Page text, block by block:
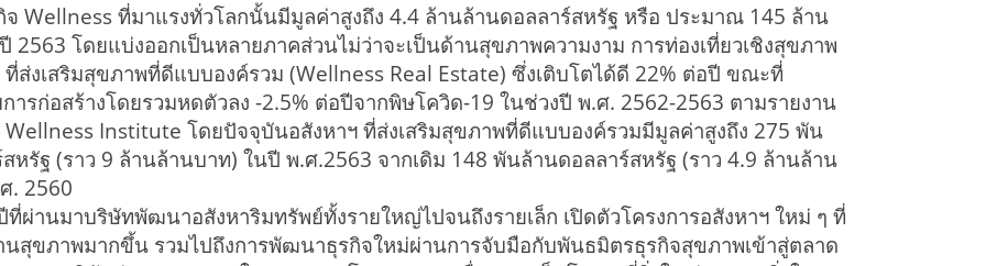
Wellness ที่มาแรงทั่วโลกนั้นมีมูลค่าสูงถึง 4.4 ล้านล้านดอลลาร์สหรัฐ หรือ ประมาณ 145 ล้าน
2563 โดยแบ่งออกเป็นหลายภาคส่วนไม่ว่าจะเป็นด้านสุขภาพความงาม การท่องเที่ยวเชิงสุขภาพ
ที่ส่งเสริมสุขภาพที่ดีแบบองค์รวม (Wellness Real Estate) ซึ่งเติบโตได้ดี 22% ต่อปี ขณะที่
ารก่อสร้างโดยรวมหดตัวลง -2.5% ต่อปีจากพิษโควิด-19 ในช่วงปี พ.ศ. 2562-2563 ตามรายงาน
Institute โดยปัจจุบันอสังหาฯ ที่ส่งเสริมสุขภาพที่ดีแบบองค์รวมมีมูลค่าสูงถึง 275 พัน
หรัฐ (ราว 9 ล้านล้านบาท) ในปี พ.ศ.2563 จากเดิม 148 พันล้านดอลลาร์สหรัฐ (ราว 4.9 ล้านล้าน
. 2560
ที่ผ่านมาบริษัทพัฒนาอสังหาริมทรัพย์ทั้งรายใหญ่ไปจนถึงรายเล็ก เปิดตัวโครงการอสังหาฯ ใหม่ ๆ ที่
สุขภาพมากขึ้น รวมไปถึงการพัฒนาธุรกิจใหม่ผ่านการจับมือกับพันธมิตรธุรกิจสุขภาพเข้าสู่ตลาด